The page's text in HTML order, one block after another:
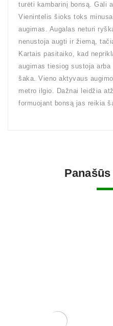
turėti kambarinį bonsą. Gali
Vienintelis šioks toks
augimas. Augalas neturi
nenustoja augti ir žiemą,
Kartais pasitaiko, kad
augimas tiesiog sustoja
šaka. Vieno aktyvaus
metro ilgio. Dažnai leidžia
formuojant bonsą jas reikia